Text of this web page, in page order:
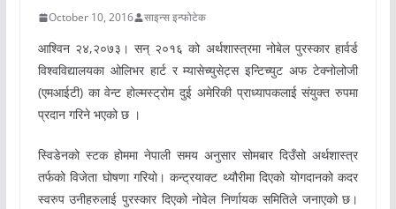
October 10, 2016 साइन्स इन्फोटेक
आश्विन २४,२०७३। सन् २०१६ को अर्थशास्त्रमा नोबेल पुरस्कार हार्वर्ड
विश्वविद्यालयका ओलिभर हार्ट र म्यासेच्युसेट्स इन्टिच्युट अफ टेक्नोलोजी
(एमआईटी) का वेन्ट होल्मस्ट्रोम दुई अमेरिकी प्राध्यापकलाई संयुक्त रुपमा
प्रदान गरिने भएको छ ।
स्विडेनको स्टक होममा नेपाली समय अनुसार सोमबार दिउँसो अर्थशास्त्र
तर्फको विजेता घोषणा गरियो। कन्ट्रयाक्ट थ्यौरीमा दिएको योगदानको कदर
स्वरुप उनीहरुलाई पुरस्कार दिएको नोवेल निर्णायक समितिले जनाएको छ।